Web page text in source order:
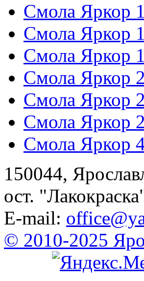
Смола Яркор
Смола Яркор
Смола Яркор
Смола Яркор
Смола Яркор
Смола Яркор
Смола Яркор
150044,
ост.
E-mail:
© 2010-2025